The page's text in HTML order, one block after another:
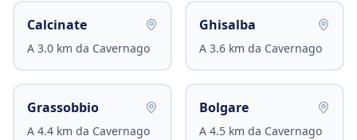
Calcinate
A 3.0 km da Cavernago
Ghisalba
A 3.6 km da Cavernago
Grassobbio
A 4.4 km da Cavernago
Bolgare
A 4.5 km da Cavernago